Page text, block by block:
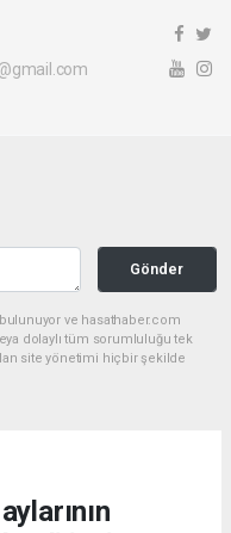
Gönder
ve hasathaber.com
dolaylı tüm sorumluluğu tek
site yönetimi hiçbir şekilde